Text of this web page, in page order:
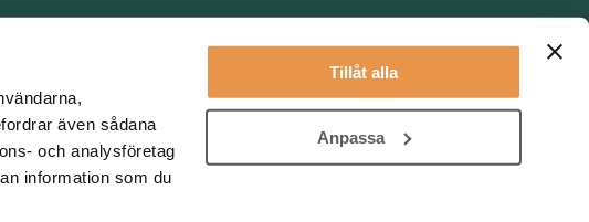
även sådana
och analysföretag
information som du
Tillåt alla
Anpassa